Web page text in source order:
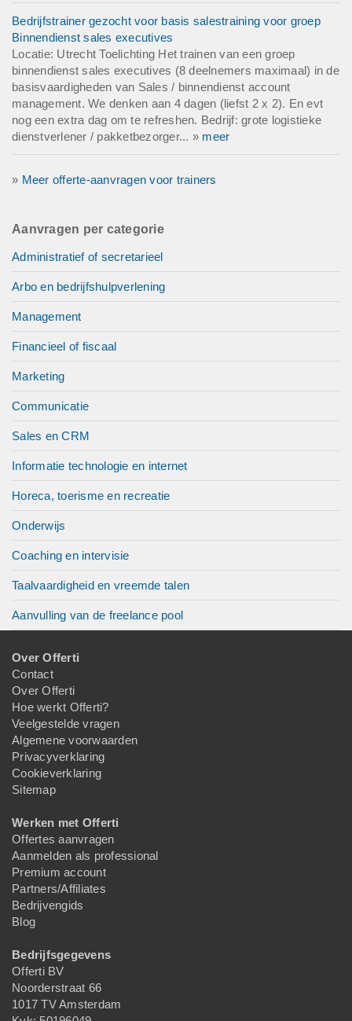
Bedrijfstrainer gezocht voor basis salestraining voor groep
Binnendienst sales executives
Locatie: Utrecht Toelichting Het trainen van een groep
binnendienst sales executives (8 deelnemers maximaal) in de
basisvaardigheden van Sales / binnendienst account
management. We denken aan 4 dagen (liefst 2 x 2). En evt
nog een extra dag om te refreshen. Bedrijf: grote logistieke
dienstverlener / pakketbezorger... » meer
» Meer offerte-aanvragen voor trainers
Aanvragen per categorie
Administratief of secretarieel
Arbo en bedrijfshulpverlening
Management
Financieel of fiscaal
Marketing
Communicatie
Sales en CRM
Informatie technologie en internet
Horeca, toerisme en recreatie
Onderwijs
Coaching en intervisie
Taalvaardigheid en vreemde talen
Aanvulling van de freelance pool
Over Offerti
Contact
Over Offerti
Hoe werkt Offerti?
Veelgestelde vragen
Algemene voorwaarden
Privacyverklaring
Cookieverklaring
Sitemap
Werken met Offerti
Offertes aanvragen
Aanmelden als professional
Premium account
Partners/Affiliates
Bedrijvengids
Blog
Bedrijfsgegevens
Offerti BV
Noorderstraat 66
1017 TV Amsterdam